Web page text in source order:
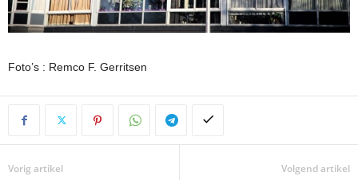
Foto’s : Remco F. Gerritsen
Vorig artikel Volgend artikel